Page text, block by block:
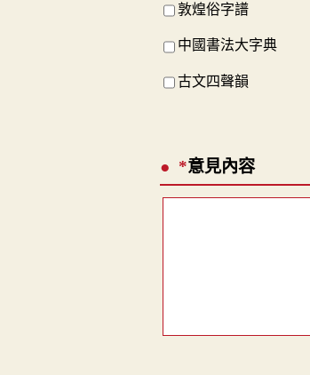
敦煌俗字譜
中國書法大字典
古文四聲韻
*意見內容